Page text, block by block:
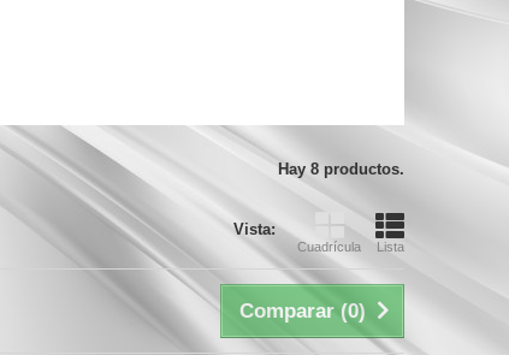
Hay 8 productos.
Vista:
Cuadrícula Lista
Comparar (0)